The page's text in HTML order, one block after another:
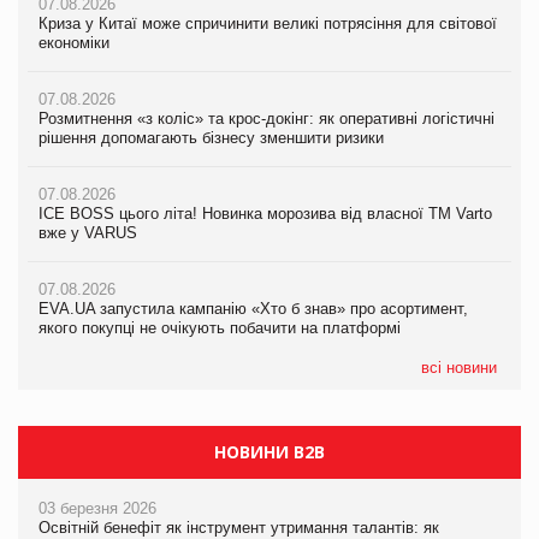
07.08.2026
Криза у Китаї може спричинити великі потрясіння для світової
економіки
07.08.2026
Розмитнення «з коліс» та крос-докінг: як оперативні логістичні
рішення допомагають бізнесу зменшити ризики
07.08.2026
ICE BOSS цього літа! Новинка морозива від власної ТМ Varto
вже у VARUS
07.08.2026
EVA.UA запустила кампанію «Хто б знав» про асортимент,
якого покупці не очікують побачити на платформі
всі новини
07.08.2026
ICE BOSS цього літа! Новинка морозива від власної ТМ Varto
07.08.2026
EVA.UA запустила кампанію «Хто б знав» про асортимент,
06.08.2026
Смачна новинка для хвостатих: у VARUS з’явилися паучі
05.08.2026
Мережа супермаркетів VARUS купує мережу магазинів
07.08.2026
Криза у Китаї може спричинити великі потрясіння для світової
економіки
07.08.2026
Kraft Heinz скоротила збиток у першому півріччі
Продажі Hugo Boss впали на 9%
НОВИНИ B2B
03 березня 2026
Освітній бенефіт як інструмент утримання талантів: як